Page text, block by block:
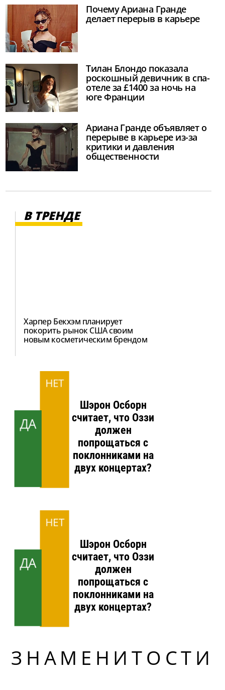
Почему Ариана Гранде
делает перерыв в карьере
Тилан Блондо показала
роскошный девичник в спа-
отеле за £1400 за ночь на
юге Франции
Ариана Гранде объявляет о
перерыве в карьере из-за
критики и давления
общественности
В ТРЕНДЕ
Харпер Бекхэм планирует
покорить рынок США своим
новым косметическим брендом
ДА
НЕТ
Шэрон Осборн
считает, что Оззи
должен
попрощаться с
поклонниками на
двух концертах?
ДА
НЕТ
Шэрон Осборн
считает, что Оззи
должен
попрощаться с
поклонниками на
двух концертах?
ЗНАМЕНИТОСТИ